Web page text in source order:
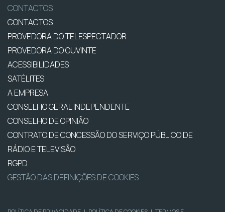
CONTACTOS
CONTACTOS
PROVEDORA DO TELESPECTADOR
PROVEDORA DO OUVINTE
ACESSIBILIDADES
SATÉLITES
A EMPRESA
CONSELHO GERAL INDEPENDENTE
CONSELHO DE OPINIÃO
CONTRATO DE CONCESSÃO DO SERVIÇO PÚBLICO DE
RÁDIO E TELEVISÃO
RGPD
GESTÃO DAS DEFINIÇÕES DE COOKIES